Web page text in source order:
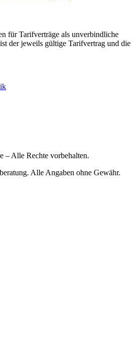
für Tarifverträge als unverbindliche
der jeweils gültige Tarifvertrag und die
– Alle Rechte vorbehalten.
Alle Angaben ohne Gewähr.